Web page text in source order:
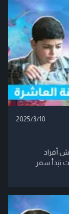
2025/3/10
أفراد
تبدأ سمر